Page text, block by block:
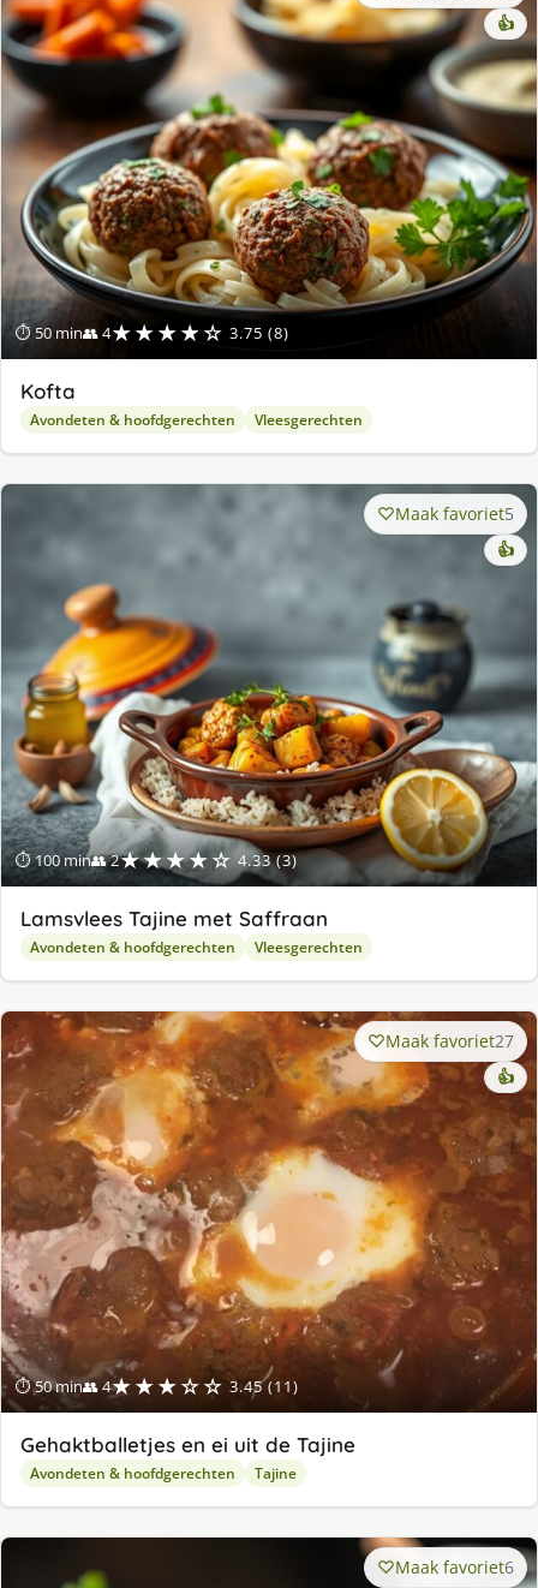
⏱ 50 min👥 4★★★★☆ 3.75 (8)
👍
Kofta
Avondeten & hoofdgerechten Vleesgerechten
⏱ 100 min👥 2★★★★☆ 4.33 (3)
Maak favoriet5
👍
Lamsvlees Tajine met Saffraan
Avondeten & hoofdgerechten Vleesgerechten
⏱ 50 min👥 4★★★☆☆ 3.45 (11)
Maak favoriet27
👍
Gehaktballetjes en ei uit de Tajine
Avondeten & hoofdgerechten Tajine
Maak favoriet6